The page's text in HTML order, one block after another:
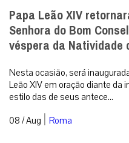
Papa Leão XIV
Senhora do Bom
véspera da Natividade
Nesta ocasião, será
Leão XIV em oração diante da
estilo das de seus antece...
08 / Aug | Roma